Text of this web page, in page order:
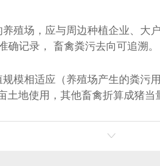
殖场，应与周边种植企业、大
记录， 畜禽粪污去向可追溯。
模相适应（养殖场产生的粪污
地使用，其他畜禽折算成猪当